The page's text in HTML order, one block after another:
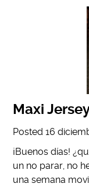
Maxi
Posted16
¡Buenos días!
un no parar, no
una semana